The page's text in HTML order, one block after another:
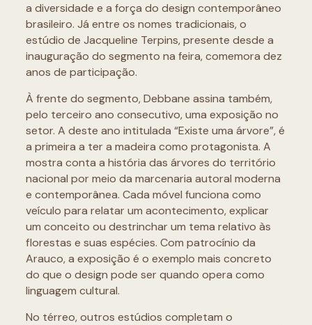
a diversidade e a força do design contemporâneo
brasileiro. Já entre os nomes tradicionais, o
estúdio de Jacqueline Terpins, presente desde a
inauguração do segmento na feira, comemora dez
anos de participação.
À frente do segmento, Debbane assina também,
pelo terceiro ano consecutivo, uma exposição no
setor. A deste ano intitulada “Existe uma árvore”, é
a primeira a ter a madeira como protagonista. A
mostra conta a história das árvores do território
nacional por meio da marcenaria autoral moderna
e contemporânea. Cada móvel funciona como
veículo para relatar um acontecimento, explicar
um conceito ou destrinchar um tema relativo às
florestas e suas espécies. Com patrocínio da
Arauco, a exposição é o exemplo mais concreto
do que o design pode ser quando opera como
linguagem cultural.
No térreo, outros estúdios completam o